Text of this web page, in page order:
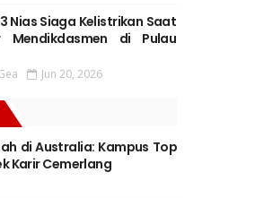
Nias Siaga Kelistrikan Saat
Mendikdasmen di Pulau
Jun 20, 2026
di Australia: Kampus Top
Karir Cemerlang